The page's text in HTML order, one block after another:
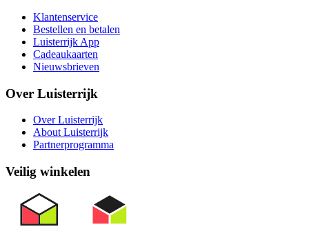
Klantenservice
Bestellen en betalen
Luisterrijk App
Cadeaukaarten
Nieuwsbrieven
Over Luisterrijk
Over Luisterrijk
About Luisterrijk
Partnerprogramma
Veilig winkelen